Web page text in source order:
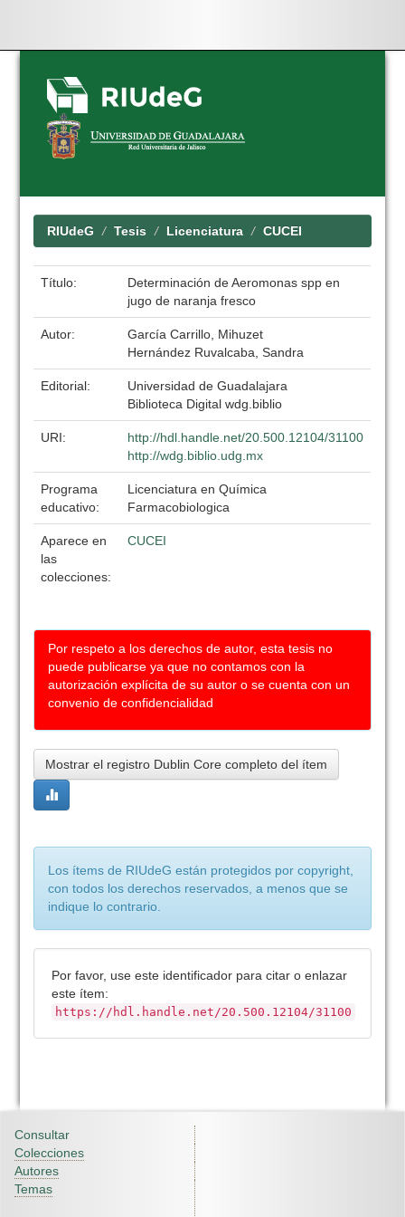
Skip
navigation
RIUdeG Tesis Licenciatura CUCEI
Título:
Determinación de Aeromonas spp en
jugo de naranja fresco
Autor:
García Carrillo, Mihuzet
Hernández Ruvalcaba, Sandra
Editorial:
Universidad de Guadalajara
Biblioteca Digital wdg.biblio
URI:
http://hdl.handle.net/20.500.12104/31100
http://wdg.biblio.udg.mx
Programa
educativo:
Licenciatura en Química
Farmacobiologica
Aparece en
las
colecciones:
CUCEI
Por respeto a los derechos de autor, esta tesis no
puede publicarse ya que no contamos con la
autorización explícita de su autor o se cuenta con un
convenio de confidencialidad
Mostrar el registro Dublin Core completo del ítem
Los ítems de RIUdeG están protegidos por copyright,
con todos los derechos reservados, a menos que se
indique lo contrario.
Por favor, use este identificador para citar o enlazar
este ítem:
https://hdl.handle.net/20.500.12104/31100
Consultar
Colecciones
Autores
Temas